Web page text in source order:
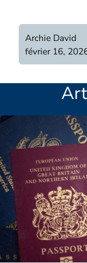
Archie David
février 16,